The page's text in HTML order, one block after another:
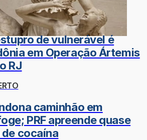
de vulnerável é
em Operação Ártemis
RJ
caminhão em
PRF apreende quase
cocaína